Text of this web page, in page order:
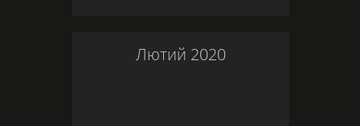
Лютий 2020